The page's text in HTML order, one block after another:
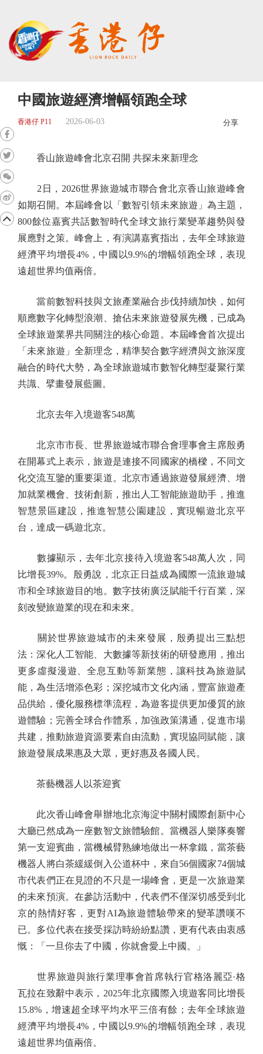
中國旅遊經濟增幅領跑全球
香港仔 P11 2026-06-03 分享
香山旅遊峰會北京召開 共探未來新理念
2日，2026世界旅遊城市聯合會北京香山旅遊峰會
如期召開。本屆峰會以「數智引領未來旅遊」為主題，
800餘位嘉賓共話數智時代全球文旅行業變革趨勢與發
展應對之策。峰會上，有演講嘉賓指出，去年全球旅遊
經濟平均增長4%，中國以9.9%的增幅領跑全球，表現
遠超世界均值兩倍。
當前數智科技與文旅產業融合步伐持續加快，如何
順應數字化轉型浪潮、搶佔未來旅遊發展先機，已成為
全球旅遊業界共同關注的核心命題。本屆峰會首次提出
「未來旅遊」全新理念，精準契合數字經濟與文旅深度
融合的時代大勢，為全球旅遊城市數智化轉型凝聚行業
共識、擘畫發展藍圖。
北京去年入境遊客548萬
北京市市長、世界旅遊城市聯合會理事會主席殷勇
在開幕式上表示，旅遊是連接不同國家的橋樑，不同文
化交流互鑒的重要渠道。北京市通過旅遊發展經濟、增
加就業機會、技術創新，推出人工智能旅遊助手，推進
智慧景區建設，推進智慧公園建設，實現暢遊北京平
台，達成一碼遊北京。
數據顯示，去年北京接待入境遊客548萬人次，同
比增長39%。殷勇說，北京正日益成為國際一流旅遊城
市和全球旅遊目的地。數字技術廣泛賦能千行百業，深
刻改變旅遊業的現在和未來。
關於世界旅遊城市的未來發展，殷勇提出三點想
法：深化人工智能、大數據等新技術的研發應用，推出
更多虛擬漫遊、全息互動等新業態，讓科技為旅遊賦
能，為生活增添色彩；深挖城市文化內涵，豐富旅遊產
品供給，優化服務標準流程，為遊客提供更加優質的旅
遊體驗；完善全球合作體系，加強政策溝通，促進市場
共建，推動旅遊資源要素自由流動，實現協同賦能，讓
旅遊發展成果惠及大眾，更好惠及各國人民。
茶藝機器人以茶迎賓
此次香山峰會舉辦地北京海淀中關村國際創新中心
大廳已然成為一座數智文旅體驗館。當機器人樂隊奏響
第一支迎賓曲，當機械臂熟練地做出一杯拿鐵，當茶藝
機器人將白茶緩緩倒入公道杯中，來自56個國家74個城
市代表們正在見證的不只是一場峰會，更是一次旅遊業
的未來預演。在參訪活動中，代表們不僅深切感受到北
京的熱情好客，更對AI為旅遊體驗帶來的變革讚嘆不
已。多位代表在接受採訪時紛紛點讚，更有代表由衷感
慨：「一旦你去了中國，你就會愛上中國。」
世界旅遊與旅行業理事會首席執行官格洛麗亞·格
瓦拉在致辭中表示，2025年北京國際入境遊客同比增長
15.8%，增速超全球平均水平三倍有餘；去年全球旅遊
經濟平均增長4%，中國以9.9%的增幅領跑全球，表現
遠超世界均值兩倍。